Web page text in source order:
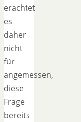
erachtet
es
daher
nicht
für
angemessen,
diese
Frage
bereits